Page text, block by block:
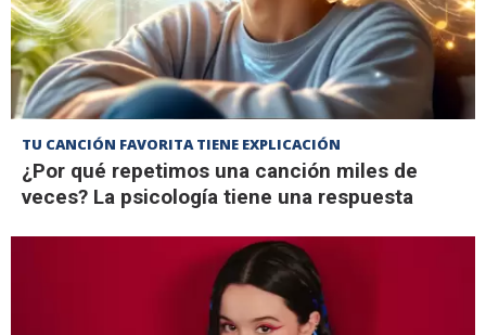
TU CANCIÓN FAVORITA TIENE EXPLICACIÓN
¿Por qué repetimos una canción miles de
veces? La psicología tiene una respuesta